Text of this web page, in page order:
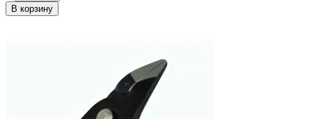
В корзину